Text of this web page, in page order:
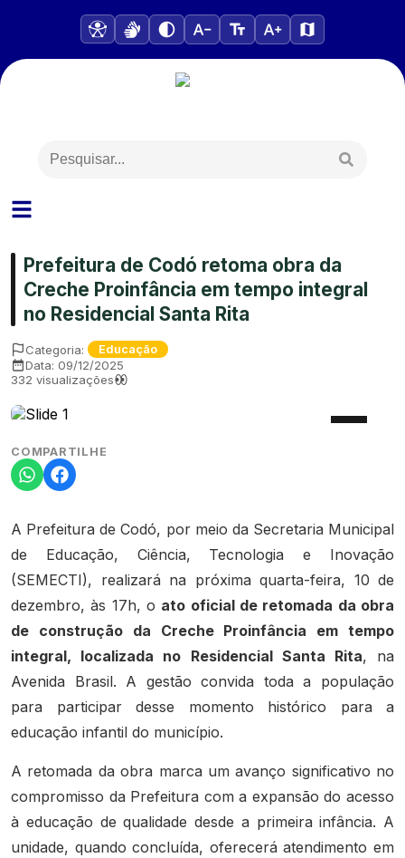
Prefeitura de Codó retoma obra da
Creche Proinfância em tempo integral
no Residencial Santa Rita
Categoria: Educação
Data: 09/12/2025
332 visualizações
COMPARTILHE
A Prefeitura de Codó, por meio da Secretaria Municipal
de Educação, Ciência, Tecnologia e Inovação
(SEMECTI), realizará na próxima quarta-feira, 10 de
dezembro, às 17h, o ato oficial de retomada da obra
de construção da Creche Proinfância em tempo
integral, localizada no Residencial Santa Rita, na
Avenida Brasil. A gestão convida toda a população
para participar desse momento histórico para a
educação infantil do município.
A retomada da obra marca um avanço significativo no
compromisso da Prefeitura com a expansão do acesso
à educação de qualidade desde a primeira infância. A
unidade, quando concluída, oferecerá atendimento em